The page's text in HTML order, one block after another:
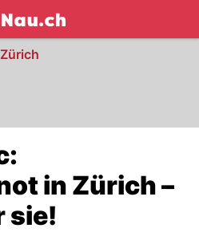
NAU.ch
in Zürich –
sie!